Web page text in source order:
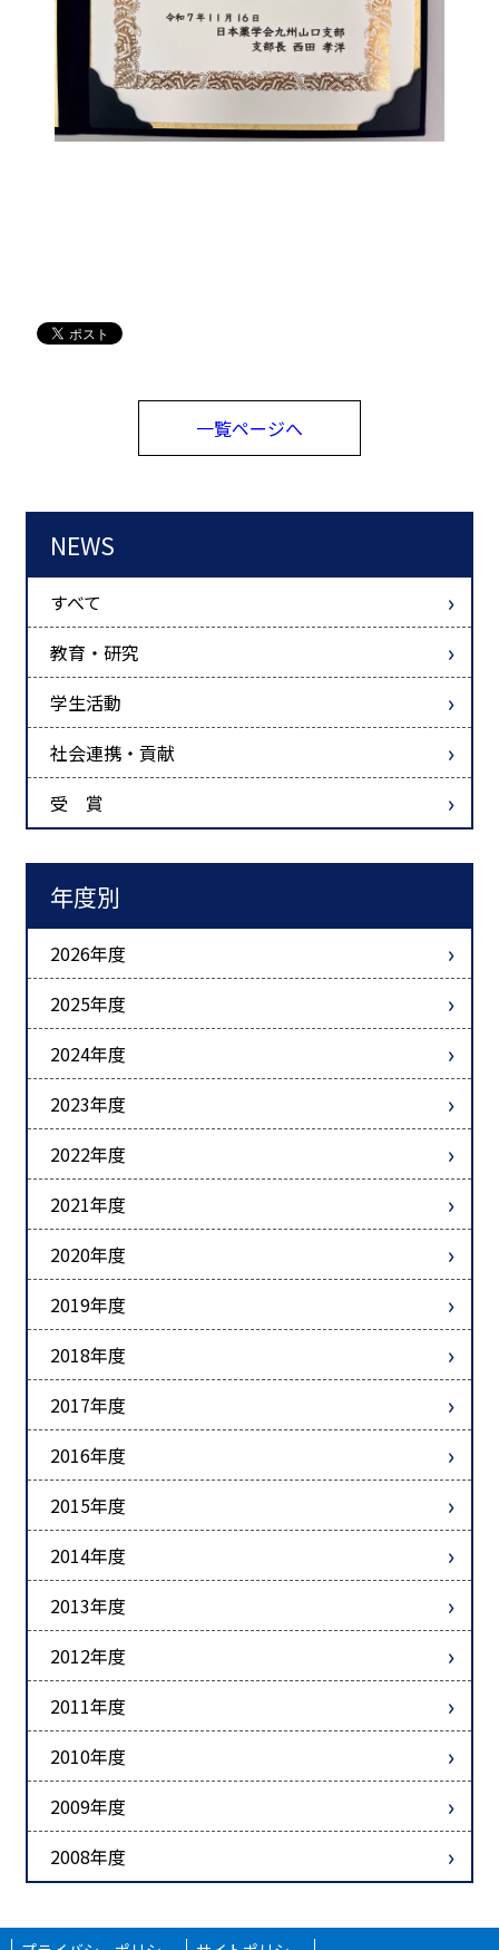
一覧ページへ
NEWS
すべて
教育・研究
学生活動
社会連携・貢献
受 賞
年度別
2026年度
2025年度
2024年度
2023年度
2022年度
2021年度
2020年度
2019年度
2018年度
2017年度
2016年度
2015年度
2014年度
2013年度
2012年度
2011年度
2010年度
2009年度
2008年度